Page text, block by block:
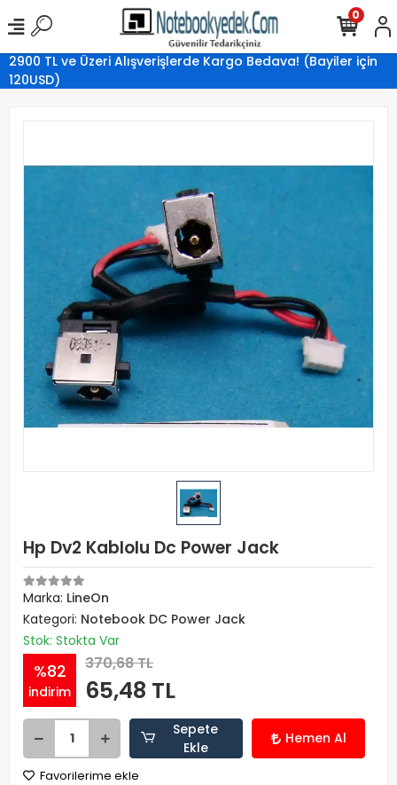
2900 TL ve Üzeri Alışverişlerde Kargo Bedava! (Bayiler için
120USD)
0
Hp Dv2 Kablolu Dc Power Jack
Marka: LineOn
Kategori: Notebook DC Power Jack
Stok: Stokta Var
%82
indirim
370,68 TL
65,48 TL
Sepete
Ekle
Hemen Al
Favorilerime ekle